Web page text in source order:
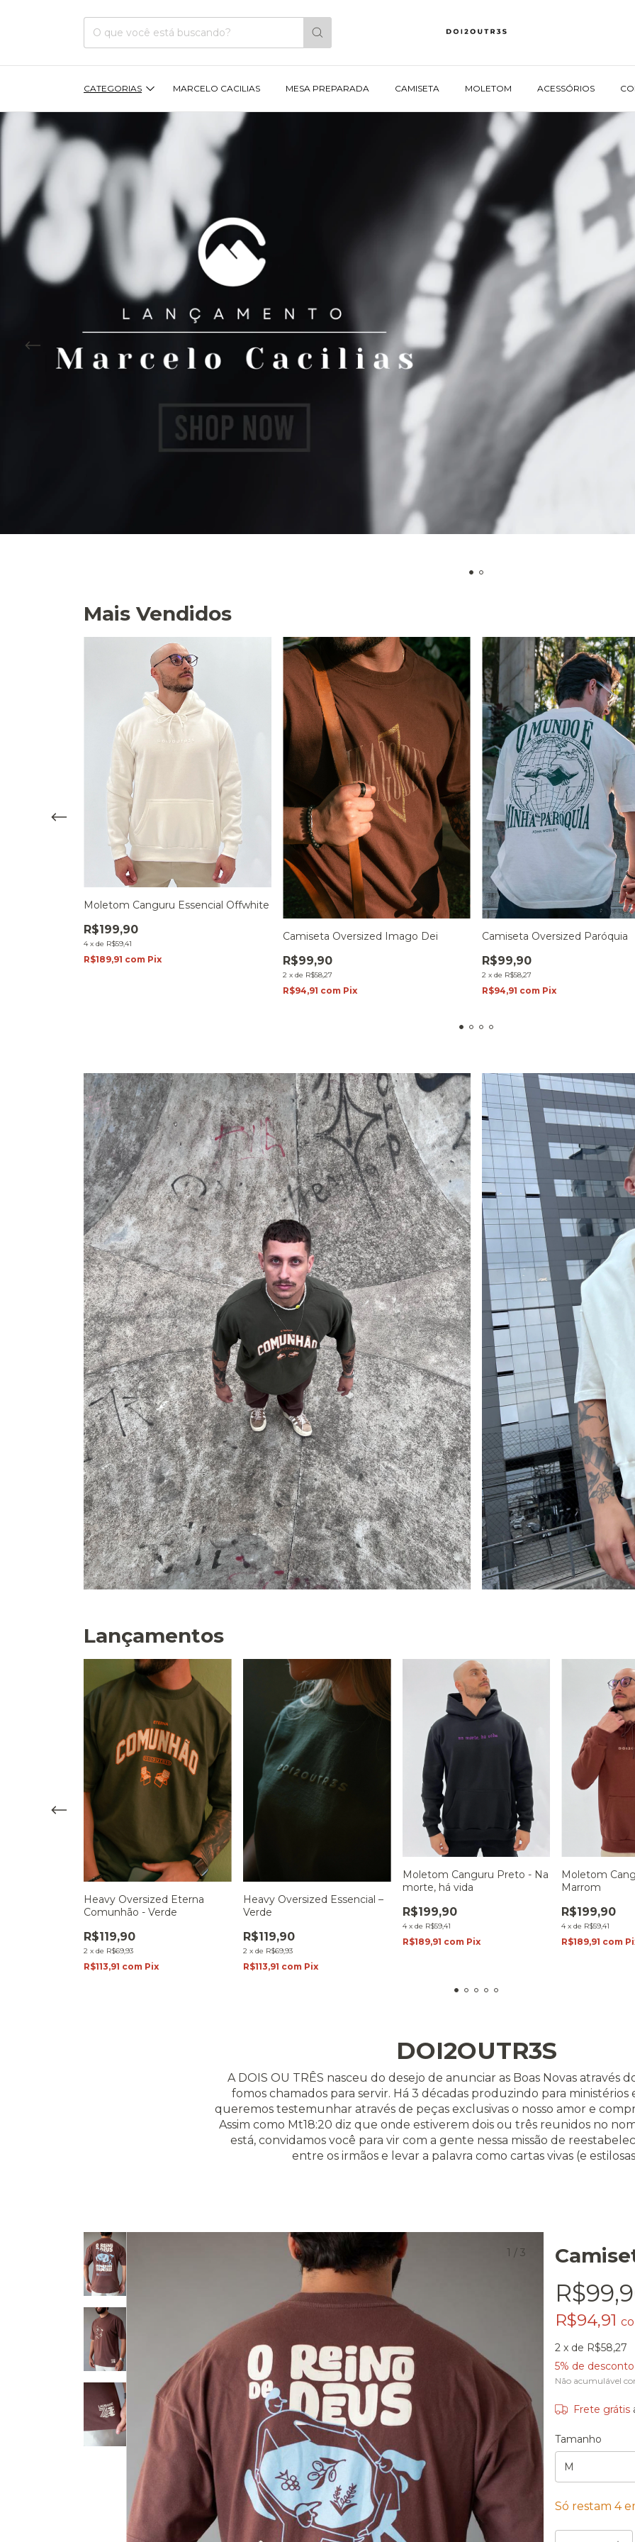
CATEGORIAS MARCELO CACILIAS MESA PREPARADA CAMISETA MOLETOM ACESSÓRIOS
Mais Vendidos
Moletom Canguru Essencial Offwhite
R$199,90
4 x de R$59,41
R$189,91 com Pix
Camiseta Oversized Imago Dei
R$99,90
2 x de R$58,27
R$94,91 com Pix
Camiseta Oversized Paróquia
R$99,90
2 x de R$58,27
R$94,91 com Pix
Lançamentos
Heavy Oversized Eterna
Comunhão - Verde
R$119,90
2 x de R$69,93
R$113,91 com Pix
Heavy Oversized Essencial –
Verde
R$119,90
2 x de R$69,93
R$113,91 com Pix
Moletom Canguru Preto - Na
morte, há vida
R$199,90
4 x de R$59,41
R$189,91 com Pix
Moletom
Marrom
R$199,90
4 xde R$59,41
R$189,91 com
DOI2OUTR3S
A DOIS OU TRÊS nasceu do desejo de anunciar as Boas Novas através
fomos chamados para servir. Há 3 décadas produzindo para ministérios
queremos testemunhar através de peças exclusivas o nosso amor e
Assim como Mt18:20 diz que onde estiverem dois ou três reunidos no
está, convidamos você para vir com a gente nessa missão de
entre os irmãos e levar a palavra como cartas vivas (e
1 / 3
R$94,91
2 x de R$58,27
5% de desconto
Não acumulável
Frete grátis
Tamanho
Só restam 4